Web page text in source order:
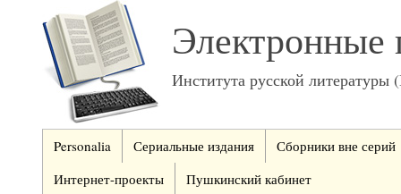
Электронные
Института русской
Personalia Сериальные издания
Сборники вне серий
Интернет-проекты
Пушкинский кабинет